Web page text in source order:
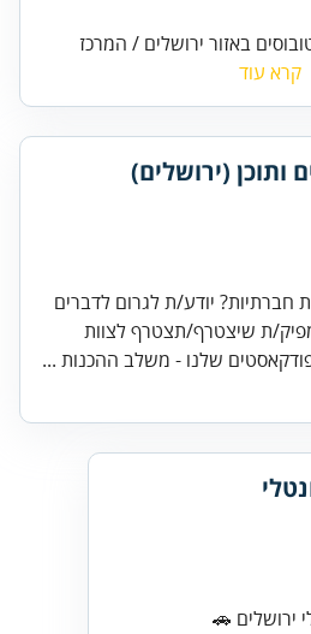
באזור ירושלים / המרכז
קרא עוד
(ירושלים)
חברתיות? יודע/ת לגרום לדברים
ת שיצטרף/תצטרף לצוות
שלנו - משלב ההכנות ...